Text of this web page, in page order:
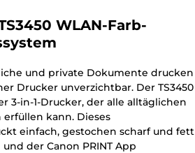
WLAN-Farb-
und private Dokumente drucken
Drucker unverzichtbar. Der TS3450
3-in-1-Drucker, der alle alltäglichen
kann. Dieses
einfach, gestochen scharf und fett
der Canon PRINT App